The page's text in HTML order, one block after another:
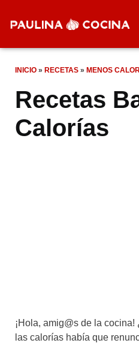
INICIO » RECETAS » MENOS
Recetas
Calorías
¡Hola, amig@s de la
las calorías había que